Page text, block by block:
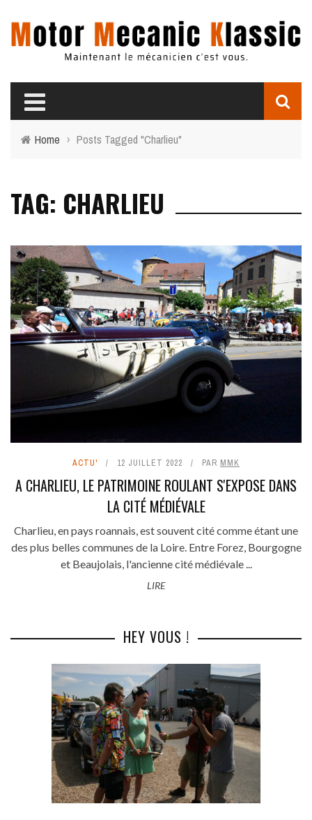
Home › Posts Tagged "Charlieu"
TAG: CHARLIEU
ACTU' 12 JUILLET 2022 PAR MMK
A CHARLIEU, LE PATRIMOINE ROULANT S'EXPOSE DANS
LA CITÉ MÉDIÉVALE
Charlieu, en pays roannais, est souvent cité comme étant une
des plus belles communes de la Loire. Entre Forez, Bourgogne
et Beaujolais, l'ancienne cité médiévale ...
LIRE
HEY VOUS !